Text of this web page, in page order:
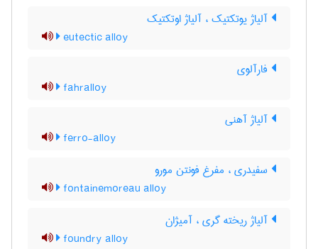
آلیاژ یوتکتیک ، آلیاژ اوتکتیک
eutectic alloy
فارآلوی
fahralloy
آلیاژ آهنی
ferro-alloy
سفیدری ، مفرغ فونتن مورو
fontainemoreau alloy
آلیاژ ریخته گری ، آمیژان
foundry alloy